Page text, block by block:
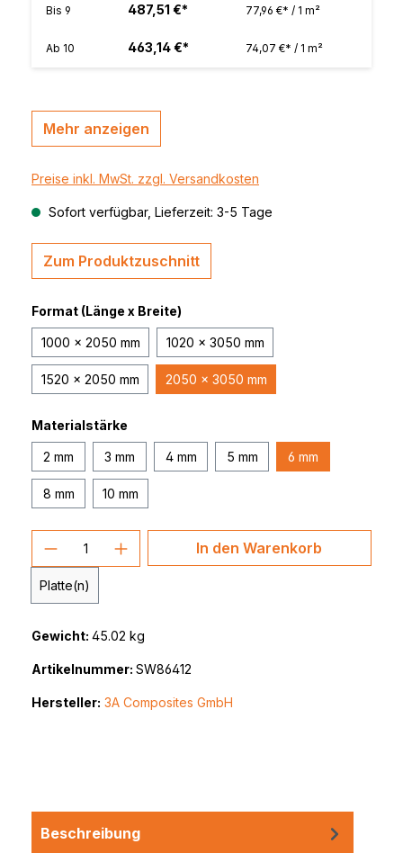
Bis 9 487,51 €* 77,96 €* / 1 m²
Ab 10 463,14 €* 74,07 €* / 1 m²
Mehr anzeigen
Preise inkl. MwSt. zzgl. Versandkosten
Sofort verfügbar, Lieferzeit: 3-5 Tage
Zum Produktzuschnitt
Format (Länge x Breite)
1000 x 2050 mm 1020 x 3050 mm
1520 x 2050 mm 2050 x 3050 mm
Materialstärke
2 mm 3 mm 4 mm 5 mm 6 mm
8 mm 10 mm
Produkt Anzahl: Gib den
Platte(n)
In den Warenkorb
Gewicht: 45.02 kg
Artikelnummer: SW86412
Hersteller: 3A Composites GmbH
Beschreibung